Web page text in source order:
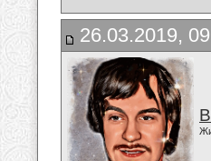
26.03.2019,